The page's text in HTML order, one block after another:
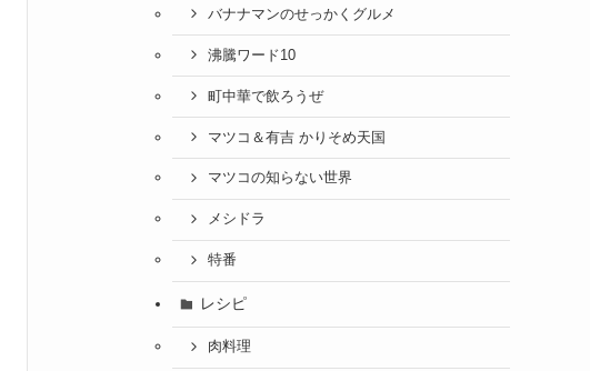
バナナマンのせっかくグルメ
沸騰ワード10
町中華で飲ろうぜ
マツコ＆有吉 かりそめ天国
マツコの知らない世界
メシドラ
特番
レシピ
肉料理